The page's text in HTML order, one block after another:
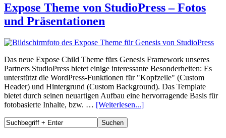
Expose Theme von StudioPress – Fotos
und Präsentationen
Das neue Expose Child Theme fürs Genesis Framework unseres
Partners StudioPress bietet einige interessante Besonderheiten: Es
unterstützt die WordPress-Funktionen für "Kopfzeile" (Custom
Header) und Hintergrund (Custom Background). Das Template
bietet durch seinen neuartigen Aufbau eine hervorragende Basis für
fotobasierte Inhalte, bzw. … [Weiterlesen...]